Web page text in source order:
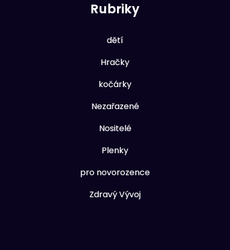
Rubriky
dětí
Hračky
kočárky
Nezařazené
Nositelé
Plenky
pro novorozence
Zdravý Vývoj